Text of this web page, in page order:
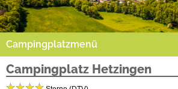
Campingplatzmenü
Platzdaten
Campingplatz Hetzingen